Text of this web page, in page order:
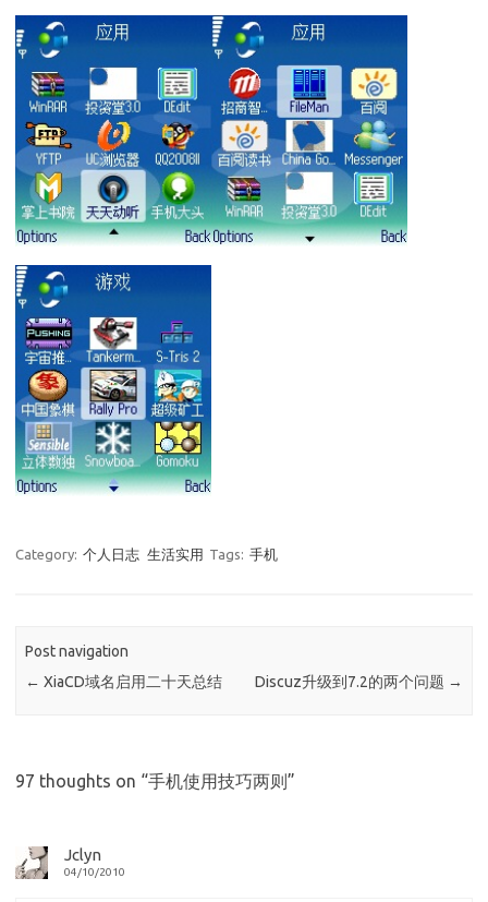
Category: 个人日志 生活实用 Tags: 手机
Post navigation
← XiaCD域名启用二十天总结 Discuz升级到7.2的两个问题 →
97 thoughts on “手机使用技巧两则”
Jclyn
04/10/2010